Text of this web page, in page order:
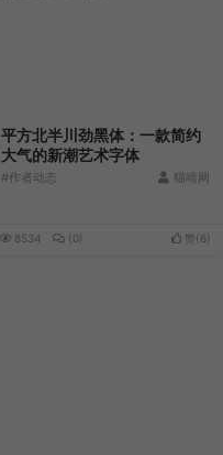
平方北半川劲黑体：一款简约
大气的新潮艺术字体
#作者动态 猫啃网
8534 (0) 赞(6